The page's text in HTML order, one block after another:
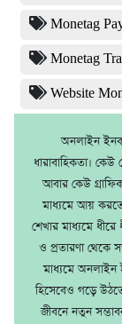
Monetag
Monetag
Website
অনলাইন
ধারাবাহিকতা।
আবার কেউ
মাধ্যমে আয়
শেখার মাধ্যমে ধীরে
ও প্রতারণা থেকে
মাধ্যমে অনলাইন
হিসেবেও গড়ে
জীবনে নতুন